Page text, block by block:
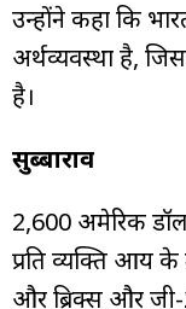
उन्होंने कहा कि
अर्थव्यवस्था है,
है।
सुब्बाराव
2,600 अमेरिकी
प्रति व्यक्ति आय के
और ब्रिक्स और